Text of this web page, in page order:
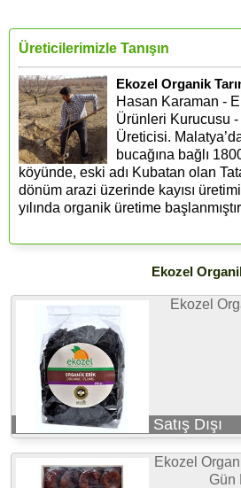
Üreticilerimizle Tanışın
Ekozel Organik
Hasan Karaman -
Ürünleri Kurucusu -
Üreticisi.
bucağına bağlı
köyünde, eski adı Kubatan olan
dönüm arazi üzerinde kayısı
yılında organik üretime
Ekozel
Ekozel
Satış Dışı
Ekozel
Gün